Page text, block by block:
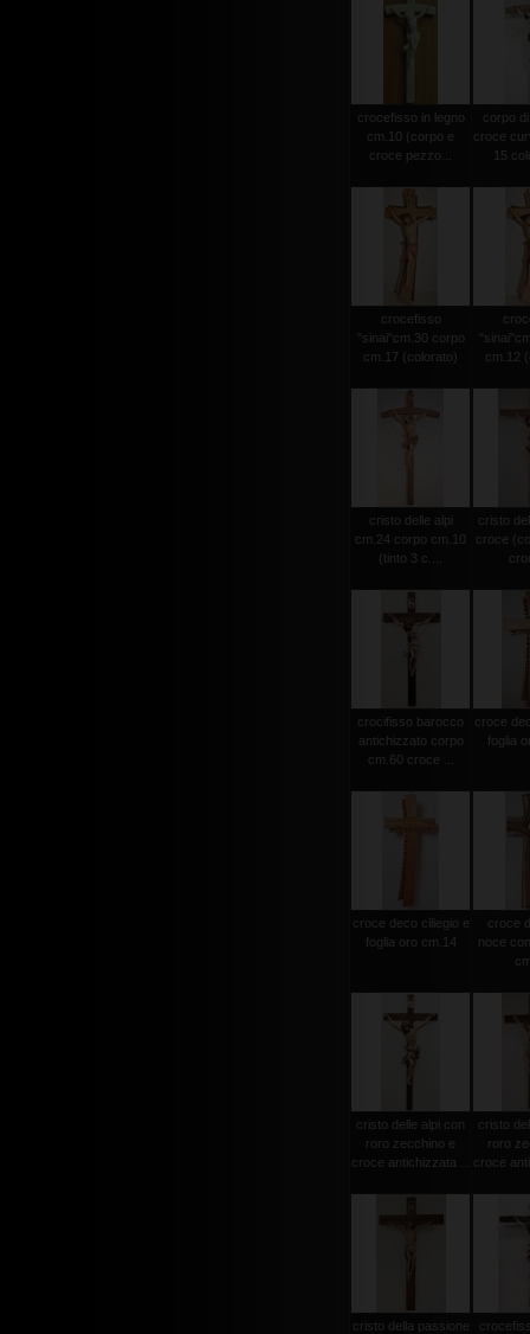
crocefisso in legno
cm.10 (corpo e
croce pezzo...
corpo
croce
15
crocefisso
"sinai"cm.30 corpo
cm.17 (colorato)
cm.12
cristo delle alpi
cm.24 corpo cm.10
(tinto 3 c....
cristo
croce
crocifisso barocco
antichizzato corpo
cm.60 croce ...
croce
foglia
croce deco ciliegio e
foglia oro cm.14
croce
noce
cristo delle alpi con
roro zecchino e
croce antichizzata ...
cristo
roro
croce
cristo della passione